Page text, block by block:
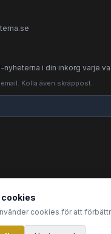
nyheterna i din inkorg varje
Kolla även skräppost.
•Integritetspolicy•
cookies
cookies för att